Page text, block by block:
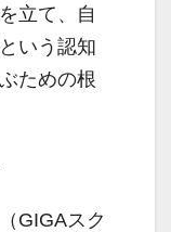
立て、自
いう認知
ための根
GIGAスク